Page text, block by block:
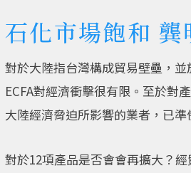
石化市場飽和
對於大陸指台灣構成貿易壁壘，
ECFA對經濟衝擊很有限。至於對
大陸經濟脅迫所影響的業者，已
對於12項產品是否會會再擴大？